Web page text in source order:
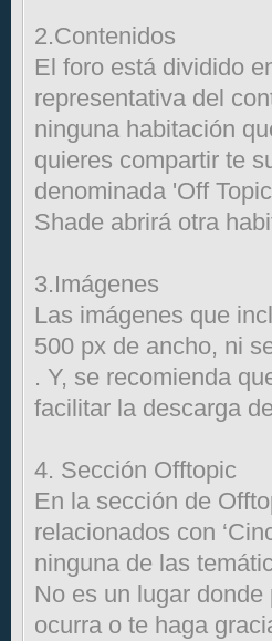
2.Contenidos
El foro está dividido
representativa del
ninguna habitación
quieres compartir te
denominada 'Off
Shade abrirá otra
3.Imágenes
Las imágenes que
500 px de ancho, ni
. Y, se recomienda
facilitar la descarga
4. Sección Offtopic
En la sección de
relacionados con
ninguna de las
No es un lugar
ocurra o te haga